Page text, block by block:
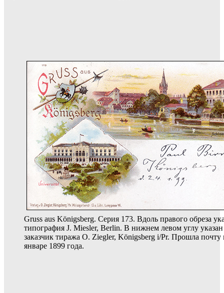
Gruss aus Königsberg. Серия 173. Вдоль правого обреза
типография J. Miesler, Berlin. В нижнем левом углу указан
заказчик тиража O. Ziegler, Königsberg i/Pr. Прошла почту
январе 1899 года.